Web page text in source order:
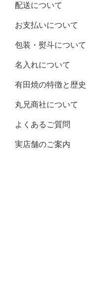
配送について
お支払いについて
包装・熨斗について
名入れについて
有田焼の特徴と歴史
丸兄商社について
よくあるご質問
実店舗のご案内